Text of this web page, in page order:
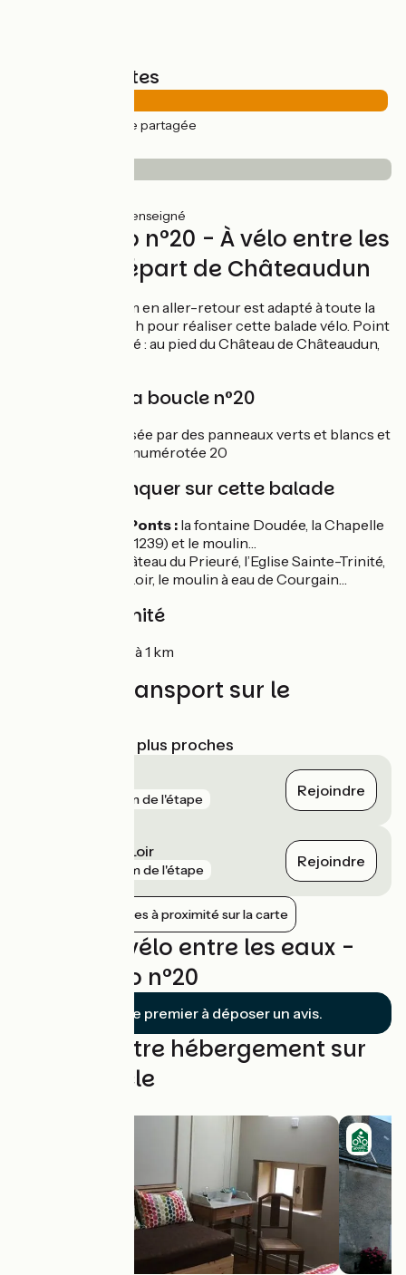
Types de routes
(99%) Route partagée
(75%) Non renseigné
Circuit vélo n°20 - À vélo entre les
eaux au départ de Châteaudun
Ce circuit de 19 km en aller-retour est adapté à toute la
famille. Comptez 2h pour réaliser cette balade vélo. Point
de départ conseillé : au pied du Château de Châteaudun,
Balisage de la boucle n°20
La boucle est balisée par des panneaux verts et blancs et
une pastille verte numérotée 20
À ne pas manquer sur cette balade
Denis-les-Ponts : la fontaine Doudée, la Chapelle
de Vouvray (1239) et le moulin…
le château du Prieuré, l’Eglise Sainte-Trinité,
les rives du Loir, le moulin à eau de Courgain…
Gare à proximité
Châteaudun à 1 km
Trains et transport sur le
Gares SNCF les plus proches
5 km de l'étape Rejoindre
Cloyes-sur-le-Loir
7 km de l'étape Rejoindre
Afficher les gares à proximité sur la carte
Avis sur À vélo entre les eaux -
Boucle vélo n°20
Soyez le premier à déposer un avis.
Trouvez votre hébergement sur
cette boucle